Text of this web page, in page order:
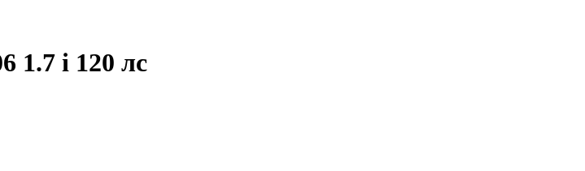
1.7 i 120 лс